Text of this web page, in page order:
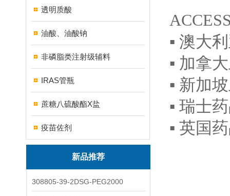
透明质酸
油酸、油酸钠
非磷脂类注射级辅料
IRAS管瓶
蔗糖八硫酸酯X盐
疫苗佐剂
新品推荐
308805-39-2DSG-PEG2000
▪ 澳大
▪ 加拿
▪ 新加
▪ 瑞士
▪ 英国